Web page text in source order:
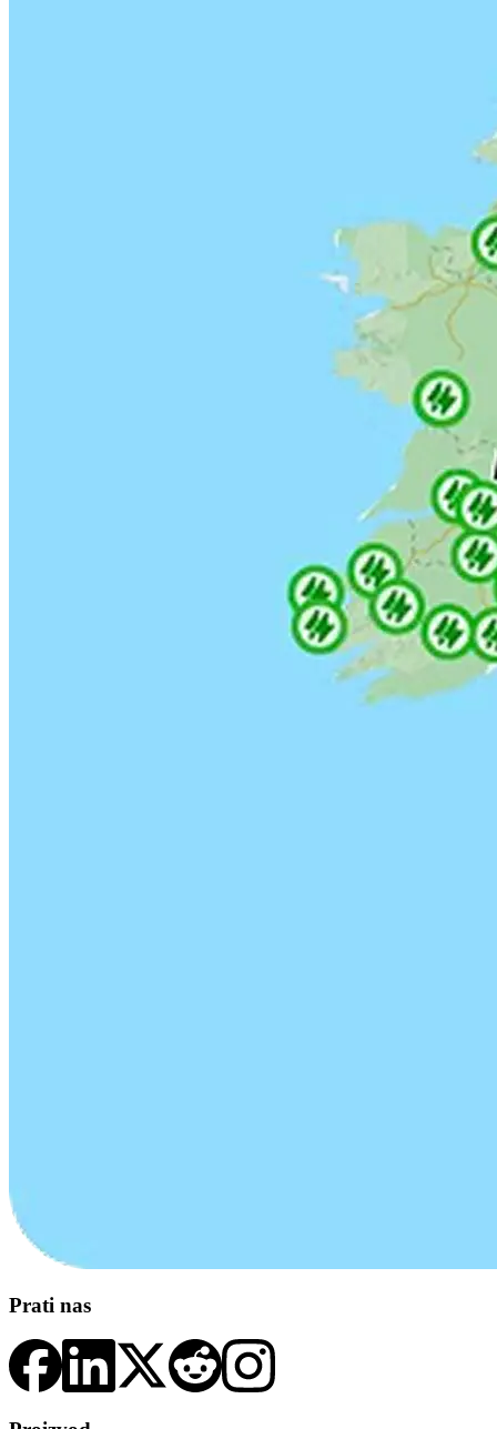
Prati nas